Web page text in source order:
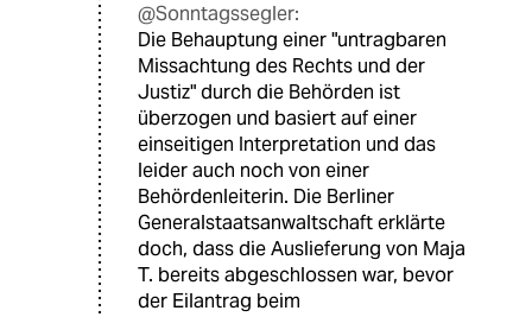
@Sonntagssegler:
Die Behauptung einer "untragbaren
Missachtung des Rechts und der
Justiz" durch die Behörden ist
überzogen und basiert auf einer
einseitigen Interpretation und das
leider auch noch von einer
Behördenleiterin. Die Berliner
Generalstaatsanwaltschaft erklärte
doch, dass die Auslieferung von Maja
T. bereits abgeschlossen war, bevor
der Eilantrag beim